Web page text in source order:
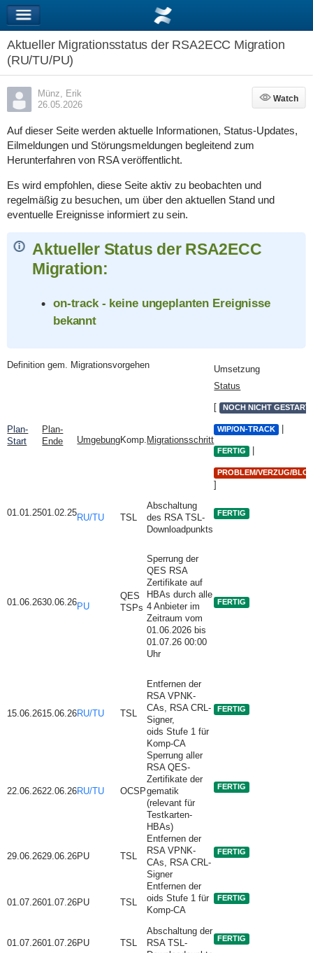
Aktueller Migrationsstatus der RSA2ECC Migration
(RU/TU/PU)
Münz, Erik
26.05.2026
Watch
Watch
Auf dieser Seite werden aktuelle Informationen, Status-Updates,
Eilmeldungen und Störungsmeldungen begleitend zum
Herunterfahren von RSA veröffentlicht.
Es wird empfohlen, diese Seite aktiv zu beobachten und
regelmäßig zu besuchen, um über den aktuellen Stand und
eventuelle Ereignisse informiert zu sein.
Aktueller Status der RSA2ECC
Migration:
on-track - keine ungeplanten Ereignisse
bekannt
Definition gem. Migrationsvorgehen Umsetzung
Plan-
Start
Plan-
Ende
UmgebungKomp. Migrationsschritt
Status
[
NOCH NICHT
WIP/ON-TRACK |
FERTIG |
PROBLEM/VERZUG/
]
01.01.2501.02.25RU/TU TSL
Abschaltung
des RSA TSL-
Downloadpunkts
FERTIG
01.06.2630.06.26PU
QES
TSPs
Sperrung der
QES RSA
Zertifikate auf
HBAs durch alle
4 Anbieter im
Zeitraum vom
01.06.2026 bis
01.07.26 00:00
Uhr
FERTIG
15.06.2615.06.26RU/TU TSL
Entfernen der
RSA VPNK-
CAs, RSA CRL-
Signer,
oids Stufe 1 für
Komp-CA
FERTIG
22.06.2622.06.26RU/TU OCSP
Sperrung aller
RSA QES-
Zertifikate der
gematik
(relevant für
Testkarten-
HBAs)
FERTIG
29.06.2629.06.26PU TSL
Entfernen der
RSA VPNK-
CAs, RSA CRL-
Signer
FERTIG
01.07.2601.07.26PU TSL
Entfernen der
oids Stufe 1 für
Komp-CA
FERTIG
01.07.2601.07.26PU TSL
Abschaltung der
RSA TSL-
FERTIG